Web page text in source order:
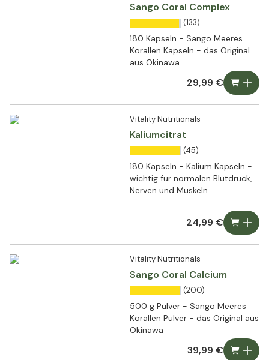
Sango Coral Complex
(133)
180 Kapseln - Sango Meeres
Korallen Kapseln - das Original
aus Okinawa
29,99 €
Vitality Nutritionals
Kaliumcitrat
(45)
180 Kapseln - Kalium Kapseln -
wichtig für normalen Blutdruck,
Nerven und Muskeln
24,99 €
Vitality Nutritionals
Sango Coral Calcium
(200)
500 g Pulver - Sango Meeres
Korallen Pulver - das Original aus
Okinawa
39,99 €